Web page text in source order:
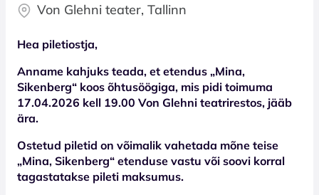
Von Glehni teater, Tallinn
Hea piletiostja,
Anname kahjuks teada, et etendus „Mina,
Sikenberg“ koos õhtusöögiga, mis pidi toimuma
17.04.2026 kell 19.00 Von Glehni teatrirestos, jääb
ära.
Ostetud piletid on võimalik vahetada mõne teise
„Mina, Sikenberg“ etenduse vastu või soovi korral
tagastatakse pileti maksumus.